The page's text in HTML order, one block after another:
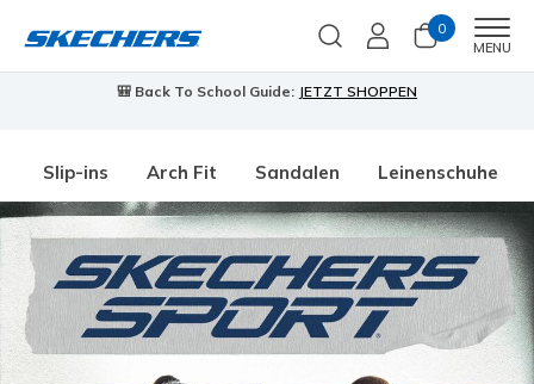
0
MENU
🎒 Back To School Guide: JETZT SHOPPEN
Slip-ins Arch Fit Sandalen Leinenschuhe